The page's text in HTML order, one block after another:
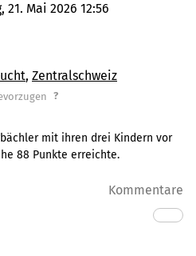
21. Mai 2026 12:56
Zentralschweiz
?
mit ihren drei Kindern vor
88 Punkte erreichte.
Kommentare